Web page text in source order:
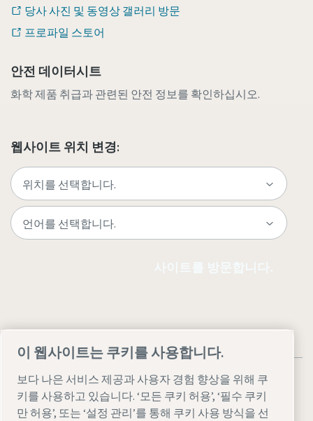
당사 사진 및 동영상 갤러리 방문
프로파일 스토어
안전 데이터시트
화학 제품 취급과 관련된 안전 정보를 확인하십시오.
웹사이트 위치 변경:
이 웹사이트는 쿠키를 사용합니다.
보다 나은 서비스 제공과 사용자 경험 향상을 위해 쿠
키를 사용하고 있습니다. ‘모든 쿠키 허용’, ‘필수 쿠키
만 허용’, 또는 ‘설정 관리’를 통해 쿠키 사용 방식을 선